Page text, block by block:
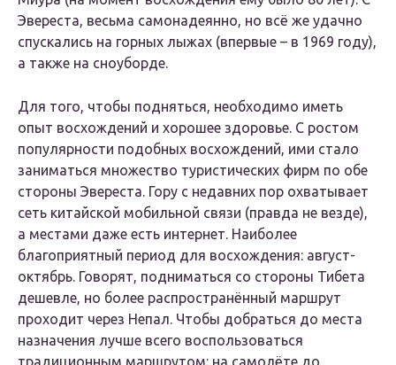
Эвереста, весьма самонадеянно, но всё же удачно
спускались на горных лыжах (впервые – в 1969 году),
а также на сноуборде.
Для того, чтобы подняться, необходимо иметь
опыт восхождений и хорошее здоровье. С ростом
популярности подобных восхождений, ими стало
заниматься множество туристических фирм по обе
стороны Эвереста. Гору с недавних пор охватывает
сеть китайской мобильной связи (правда не везде),
а местами даже есть интернет. Наиболее
благоприятный период для восхождения: август-
октябрь. Говорят, подниматься со стороны Тибета
дешевле, но более распространённый маршрут
проходит через Непал. Чтобы добраться до места
назначения лучше всего воспользоваться